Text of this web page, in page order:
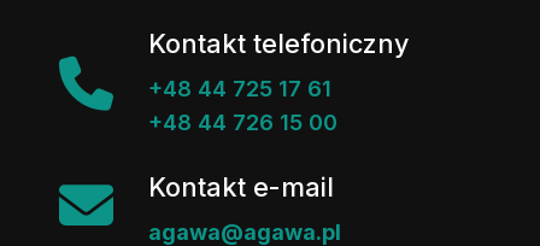
Kontakt telefoniczny
+48 44 725 17 61
+48 44 726 15 00
Kontakt e-mail
agawa@agawa.pl